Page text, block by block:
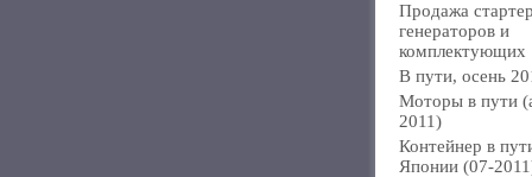
Продажа
генераторов и
комплектующих
В пути, осень
Моторы в пути
2011)
Контейнер в
Японии (07-